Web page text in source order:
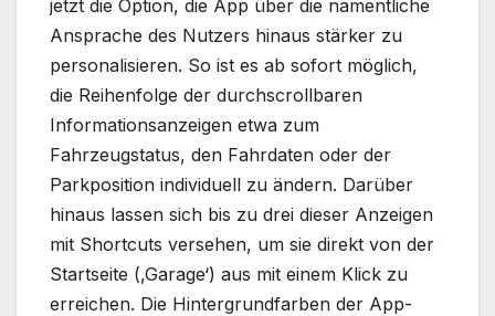
jetzt die Option, die App über die namentliche
Ansprache des Nutzers hinaus stärker zu
personalisieren. So ist es ab sofort möglich,
die Reihenfolge der durchscrollbaren
Informationsanzeigen etwa zum
Fahrzeugstatus, den Fahrdaten oder der
Parkposition individuell zu ändern. Darüber
hinaus lassen sich bis zu drei dieser Anzeigen
mit Shortcuts versehen, um sie direkt von der
Startseite (,Garage‘) aus mit einem Klick zu
erreichen. Die Hintergrundfarben der App-